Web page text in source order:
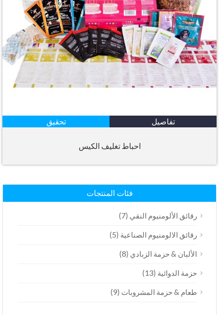
تفاصيل تحقيق
احباط تغليف الكيس
فئات المنتجات
رقائق الألومنيوم النقي(7)
رقائق الالومنيوم الصناعية(5)
الألبان & حزمة الزبادي(8)
حزمة الدوائية(13)
طعام & حزمة المشروبات(9)